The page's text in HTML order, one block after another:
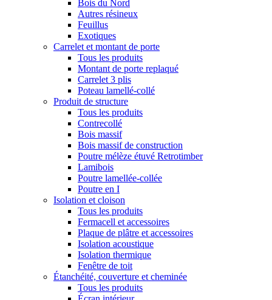
Bois du Nord
Autres résineux
Feuillus
Exotiques
Carrelet et montant de porte
Tous les produits
Montant de porte replaqué
Carrelet 3 plis
Poteau lamellé-collé
Produit de structure
Tous les produits
Contrecollé
Bois massif
Bois massif de construction
Poutre mélèze étuvé Retrotimber
Lamibois
Poutre lamellée-collée
Poutre en I
Isolation et cloison
Tous les produits
Fermacell et accessoires
Plaque de plâtre et accessoires
Isolation acoustique
Isolation thermique
Fenêtre de toit
Étanchéité, couverture et cheminée
Tous les produits